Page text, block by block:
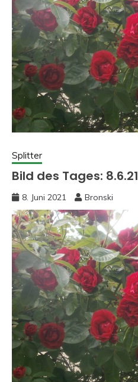
Splitter
Bild des Tages: 8.6.21
8. Juni 2021 Bronski